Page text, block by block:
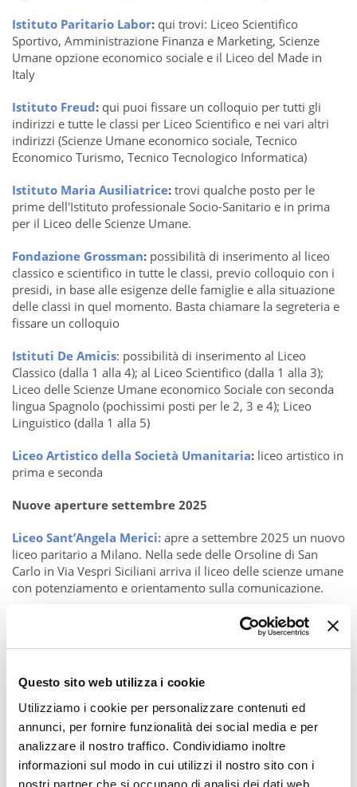
Questo sito web utilizza i cookie
Utilizziamo i cookie per personalizzare contenuti ed
annunci, per fornire funzionalità dei social media e per
analizzare il nostro traffico. Condividiamo inoltre
informazioni sul modo in cui utilizzi il nostro sito con i
nostri partner che si occupano di analisi dei dati web,
Istituto Paritario Labor: qui trovi: Liceo Scientifico
Sportivo, Amministrazione Finanza e Marketing, Scienze
Umane opzione economico sociale e il Liceo del Made in
Italy
Istituto Freud: qui puoi fissare un colloquio per tutti gli
indirizzi e tutte le classi per Liceo Scientifico e nei vari altri
indirizzi (Scienze Umane economico sociale, Tecnico
Economico Turismo, Tecnico Tecnologico Informatica)
Istituto Maria Ausiliatrice: trovi qualche posto per le
prime dell'Istituto professionale Socio-Sanitario e in prima
per il Liceo delle Scienze Umane.
Fondazione Grossman: possibilità di inserimento al liceo
classico e scientifico in tutte le classi, previo colloquio con i
presidi, in base alle esigenze delle famiglie e alla situazione
delle classi in quel momento. Basta chiamare la segreteria e
fissare un colloquio
Istituti De Amicis: possibilità di inserimento al Liceo
Classico (dalla 1 alla 4); al Liceo Scientifico (dalla 1 alla 3);
Liceo delle Scienze Umane economico Sociale con seconda
lingua Spagnolo (pochissimi posti per le 2, 3 e 4); Liceo
Linguistico (dalla 1 alla 5)
Liceo Artistico della Società Umanitaria: liceo artistico in
prima e seconda
Nuove aperture settembre 2025
Liceo Sant’Angela Merici: apre a settembre 2025 un nuovo
liceo paritario a Milano. Nella sede delle Orsoline di San
Carlo in Via Vespri Siciliani arriva il liceo delle scienze umane
con potenziamento e orientamento sulla comunicazione.
: prima campanella a settembre 2025
per il Liceo Scienze Applicate indirizzo informatico
di BDC a Cologno. Puoi conseguire o la maturità italiana o
Levels. Qui trovi il laboratorio di scienze e fisica: uno spazio
attrezzato dove gli studenti imparano attraverso la
sperimentazione, sviluppano il pensiero critico e applicano il
metodo scientifico in contesti reali. Il Liceo nasce in
collaborazione con Lenovo, che supporta con tecnologie
all’avanguardia e fa entrare in aula i propri formatori